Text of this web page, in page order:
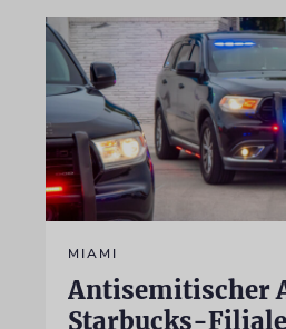
MIAMI
Antisemitischer
Starbucks-Filiale